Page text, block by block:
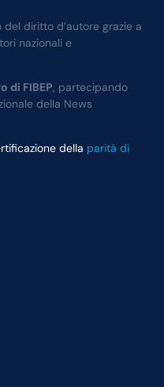
diritto d’autore grazie a
nazionali e
di FIBEP, partecipando
della News
della parità di